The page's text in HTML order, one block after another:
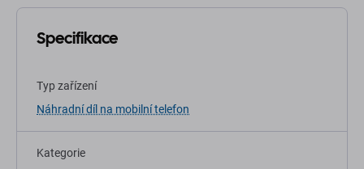
Specifikace
Typ zařízení
Náhradní díl na mobilní telefon
Kategorie